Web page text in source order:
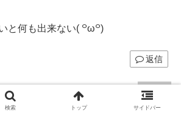
と何も出来ない( ꒪ω꒪)
返信
検索 トップ サイドバー